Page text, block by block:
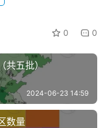
0 0
共五批）
2024-06-23 14:59
数量